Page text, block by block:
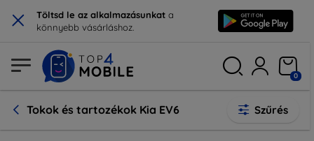
× Töltsd le az alkalmazásunkat a
könnyebb vásárláshoz.
0
Tokok és tartozékok Kia EV6 Szűrés